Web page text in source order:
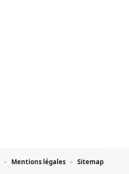
Mentions légales Sitemap